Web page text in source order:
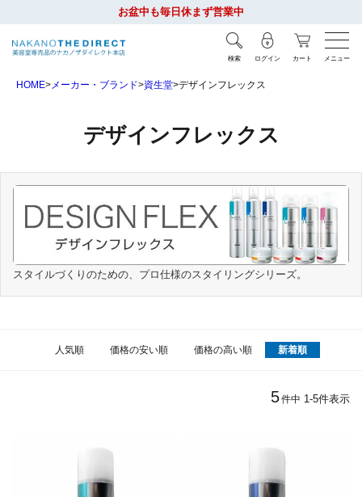
お盆中も毎日休まず営業中
検索 ログイン カート メニュー
HOME メーカー・ブランド 資生堂 デザインフレックス
デザインフレックス
スタイルづくりのための、プロ仕様のスタイリングシリーズ。
人気順 価格の安い順 価格の高い順 新着順
5件中 1 -5件表示